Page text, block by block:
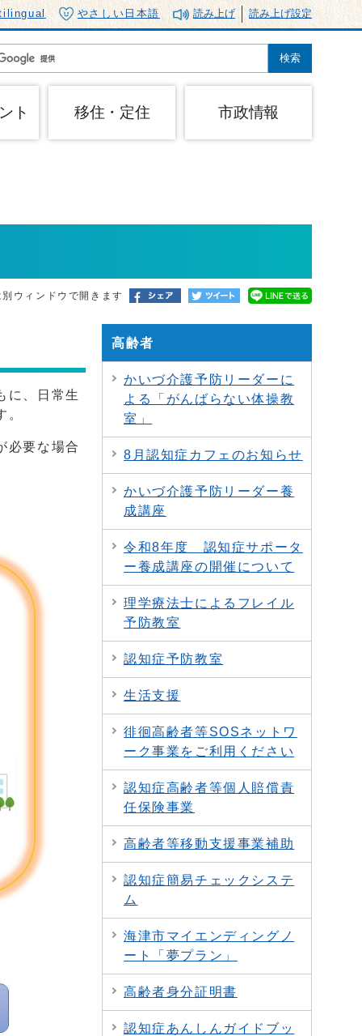
やさしい日本語 読み上げ 読み上げ設定
ト 移住・定住 市政情報
ウィンドウで開きます
に、日常生
必要な場合
高齢者
かいづ介護予防リーダーに
よる「がんばらない体操教
室」
8月認知症カフェのお知らせ
かいづ介護予防リーダー養
成講座
令和8年度 認知症サポータ
ー養成講座の開催について
理学療法士によるフレイル
予防教室
認知症予防教室
生活支援
徘徊高齢者等SOSネットワ
ーク事業をご利用ください
認知症高齢者等個人賠償責
任保険事業
高齢者等移動支援事業補助
認知症簡易チェックシステ
ム
海津市マイエンディングノ
ート「夢プラン」
高齢者身分証明書
認知症あんしんガイドブッ